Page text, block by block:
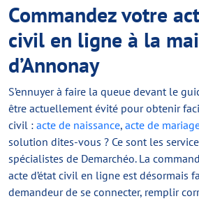
Commandez votre
civil en ligne à la
d’Annonay
S’ennuyer à faire la queue devant le
être actuellement évité pour obtenir
civil : acte de naissance, acte de
solution dites-vous ? Ce sont les
spécialistes de Demarchéo. La
acte d’état civil en ligne est désormais
demandeur de se connecter, remplir